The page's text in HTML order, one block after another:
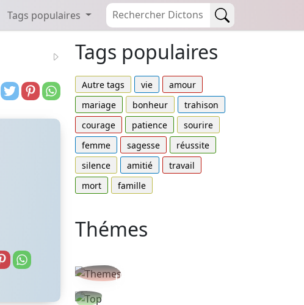
Tags populaires
Tags populaires
Autre tags vie
amour
mariage
bonheur
trahison
courage
patience
sourire
femme
sagesse
réussite
silence
amitié
travail
mort
famille
Thémes
thèmes